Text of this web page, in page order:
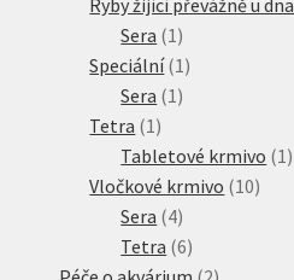
Sera 1 1
produkt
Speciální 1 1
Sera 1 1
Tetra 1 1
produkt
Tabletové krmivo 1 1
Vločkové krmivo 1010
Sera 44
produkty
Tetra 66
produktů
2